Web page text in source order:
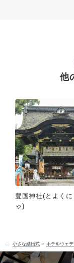
他
豊国神社(とよくに
ゃ)
小さな結婚式 ホテルウェ